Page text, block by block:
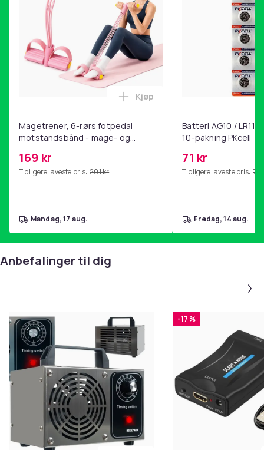
Artikkel nr.
8ee163cb-96d7-5509-bbe6-87d6893a4383
Produktsikkerhetsinformasjon
Magetrener, 6-rørs fotpedal
motstandsbånd - mage- og
hjemmegymnastikk Pink
169 kr
Tidligere laveste pris: 201 kr
Legg Magetrener, 6-rørs
Kjøp
mandag, 17 aug.
Batteri AG10 /
10-pakning PKcell
71 kr
Tidligere laveste pris: 76
fredag, 14 aug.
Anbefalinger til dig
-17 %